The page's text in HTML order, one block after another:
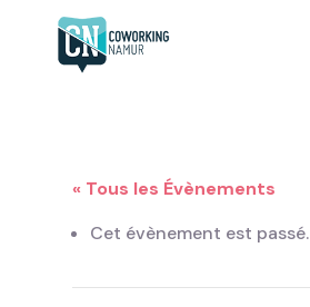
« Tous les Évènements
Cet évènement est passé.